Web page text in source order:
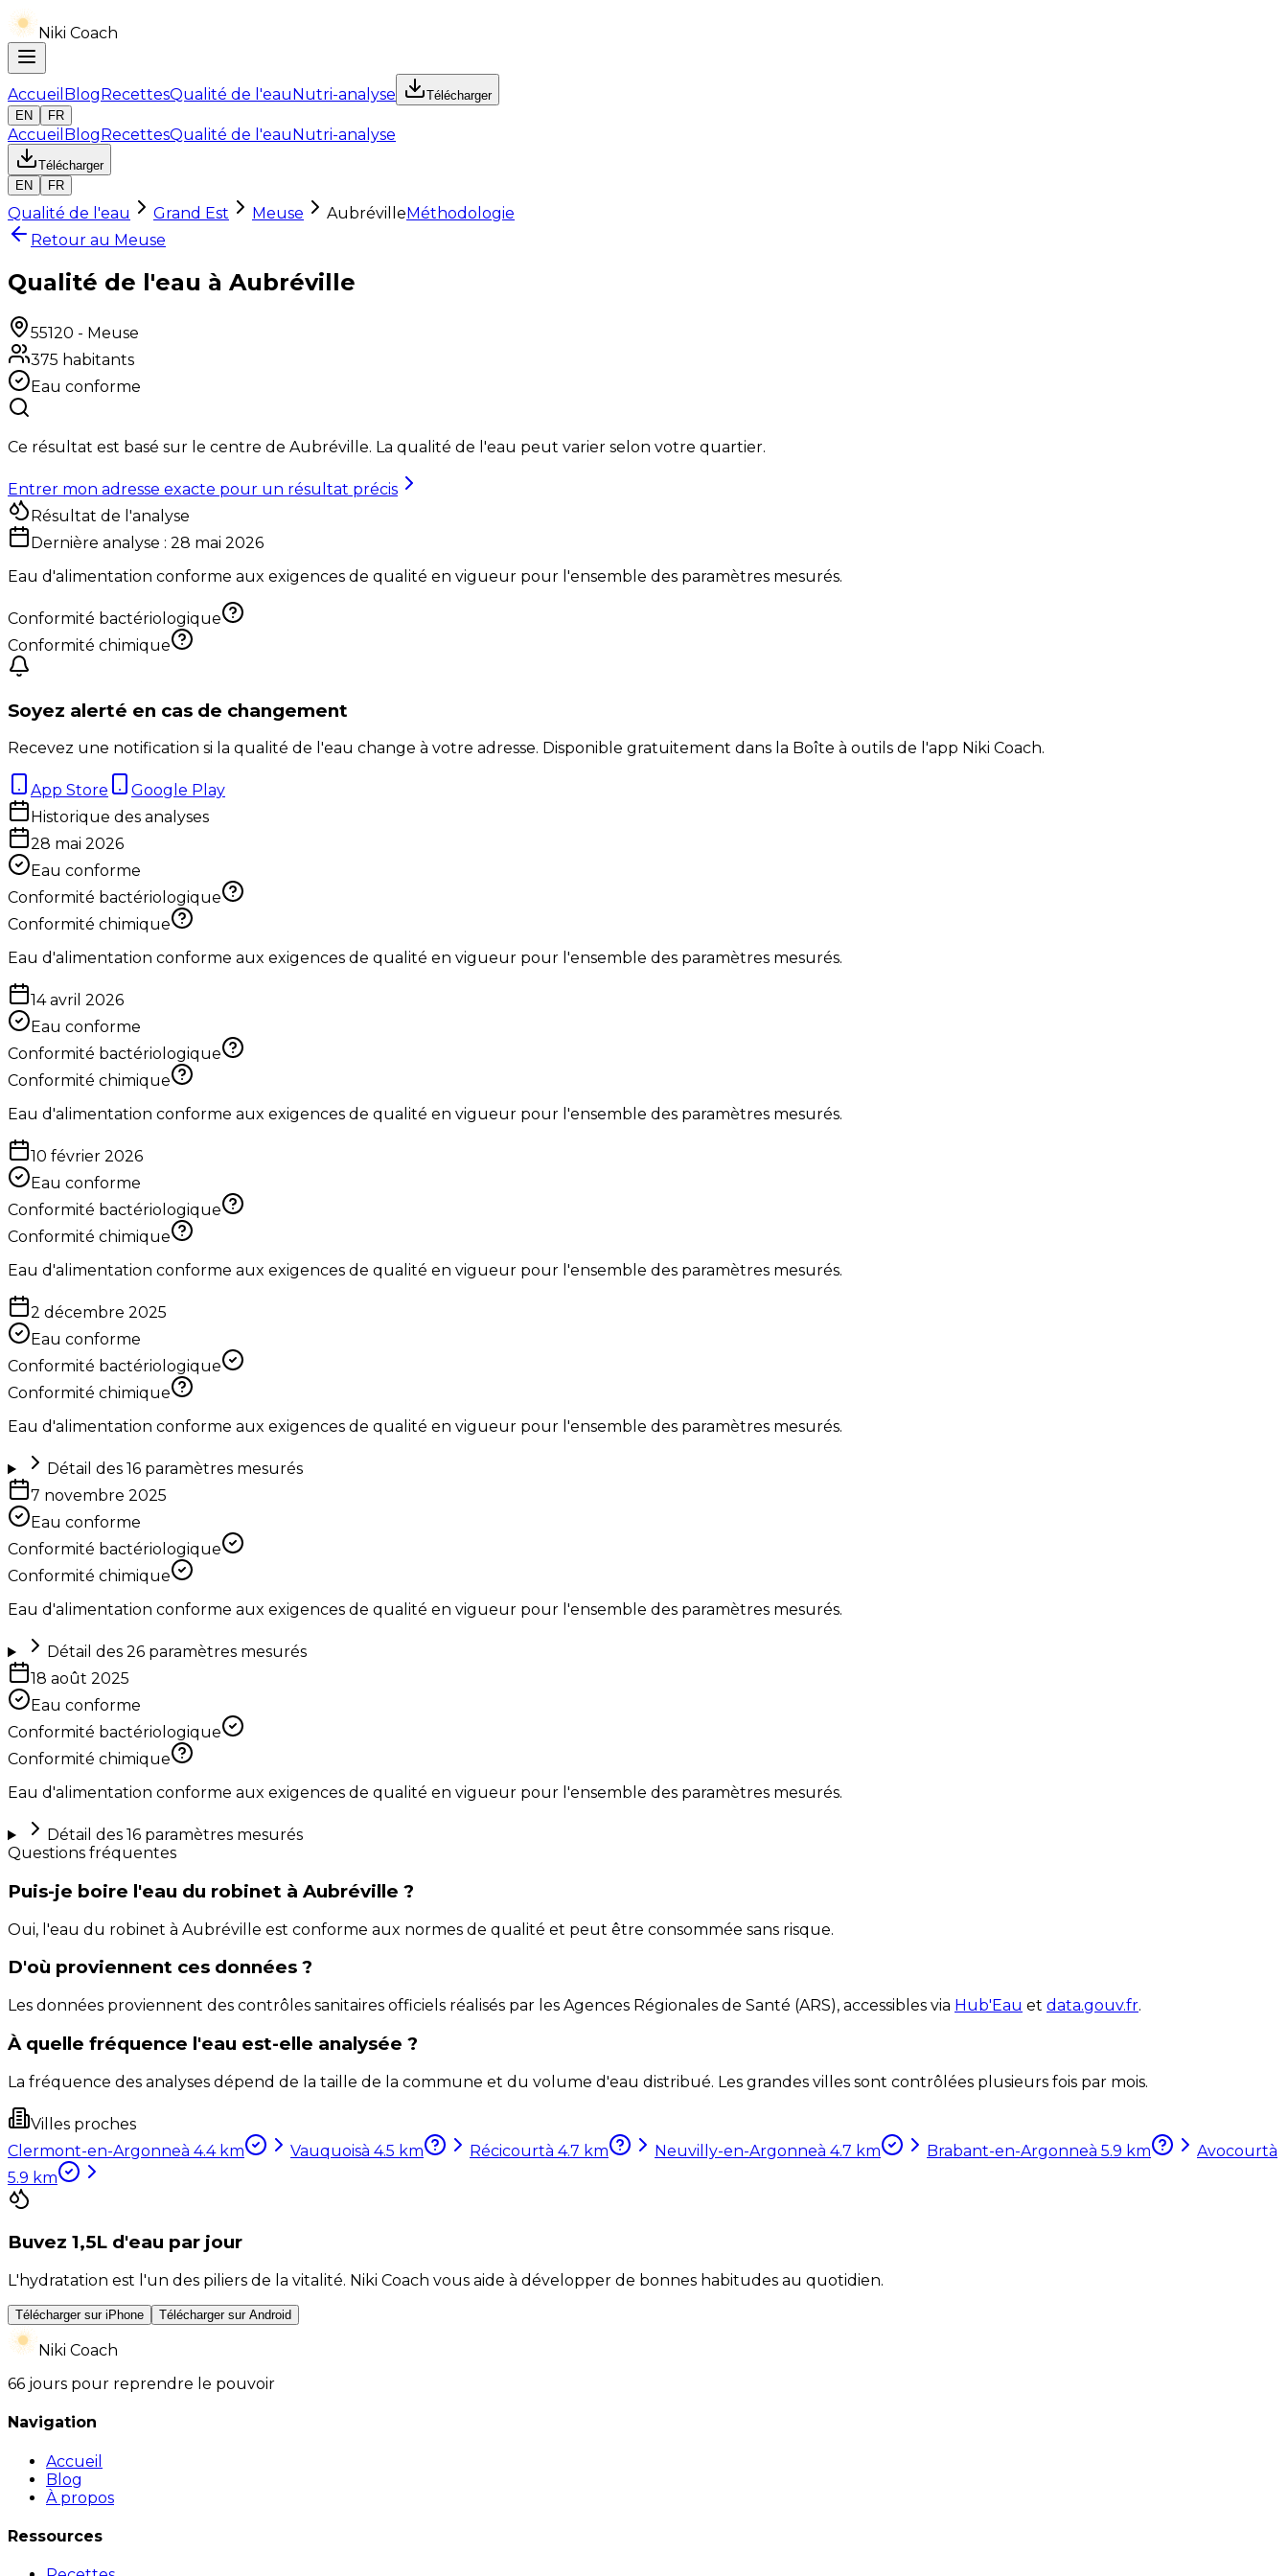
Niki Coach
Accueil BlogRecettesQualité de l'eauNutri-analyse
Télécharger
EN
FR
Accueil BlogRecettesQualité de l'eauNutri-analyse
Télécharger
EN
FR
Qualité de l'eau Grand Est Meuse AubrévilleMéthodologie
Retour au Meuse
Qualité de l'eau à Aubréville
55120 - Meuse
375 habitants
Eau conforme
Ce résultat est basé sur le centre de Aubréville. La qualité de l'eau peut varier selon votre quartier.
Entrer mon adresse exacte pour un résultat précis
Résultat de l'analyse
Dernière analyse : 28 mai 2026
Eau d'alimentation conforme aux exigences de qualité en vigueur pour l'ensemble des paramètres mesurés.
Conformité bactériologique
Conformité chimique
Soyez alerté en cas de changement
Recevez une notification si la qualité de l'eau change à votre adresse. Disponible gratuitement dans la Boîte à outils de l'app Niki Coach.
App Store
Google Play
Historique des analyses
28 mai 2026
Eau conforme
Conformité bactériologique
Conformité chimique
Eau d'alimentation conforme aux exigences de qualité en vigueur pour l'ensemble des paramètres mesurés.
14 avril 2026
Eau conforme
Conformité bactériologique
Conformité chimique
Eau d'alimentation conforme aux exigences de qualité en vigueur pour l'ensemble des paramètres mesurés.
10 février 2026
Eau conforme
Conformité bactériologique
Conformité chimique
Eau d'alimentation conforme aux exigences de qualité en vigueur pour l'ensemble des paramètres mesurés.
2 décembre 2025
Eau conforme
Conformité bactériologique
Conformité chimique
Eau d'alimentation conforme aux exigences de qualité en vigueur pour l'ensemble des paramètres mesurés.
Détail des 16paramètres mesurés
7 novembre 2025
Eau conforme
Conformité bactériologique
Conformité chimique
Eau d'alimentation conforme aux exigences de qualité en vigueur pour l'ensemble des paramètres mesurés.
Détail des 26paramètres mesurés
18 août 2025
Eau conforme
Conformité bactériologique
Conformité chimique
Eau d'alimentation conforme aux exigences de qualité en vigueur pour l'ensemble des paramètres mesurés.
Détail des 16paramètres mesurés
Questions fréquentes
Puis-je boire l'eau du robinet à Aubréville ?
Oui, l'eau du robinet à Aubréville est conforme aux normes de qualité et peut être consommée sans risque.
D'où proviennent ces données ?
Les données proviennent des contrôles sanitaires officiels réalisés par les Agences Régionales de Santé (ARS), accessibles via Hub'Eau et data.gouv.fr.
À quelle fréquence l'eau est-elle analysée ?
La fréquence des analyses dépend de la taille de la commune et du volume d'eau distribué. Les grandes villes sont contrôlées plusieurs fois par mois.
Villes proches
Clermont-en-Argonneà 4.4km Vauquoisà 4.5 km Récicourtà 4.7 km Neuvilly-en-Argonneà 4.7 km Brabant-en-Argonneà 5.9 km Avocourtà
5.9 km
Buvez 1,5L d'eau par jour
L'hydratation est l'un des piliers de la vitalité. Niki Coach vous aide à développer de bonnes habitudes au quotidien.
Télécharger sur iPhone Télécharger sur Android
Niki Coach
66 jours pour reprendre le pouvoir
Navigation
Accueil
Blog
À propos
Ressources